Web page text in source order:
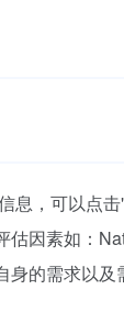
息，可以点
因素如：
的需求以